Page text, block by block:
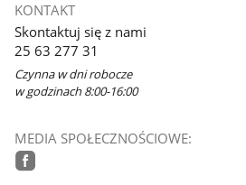
nowym
KONTAKT
Skontaktuj się z nami
25 63 277 31
Czynna w dni robocze
w godzinach 8:00-16:00
MEDIA SPOŁECZNOŚCIOWE: